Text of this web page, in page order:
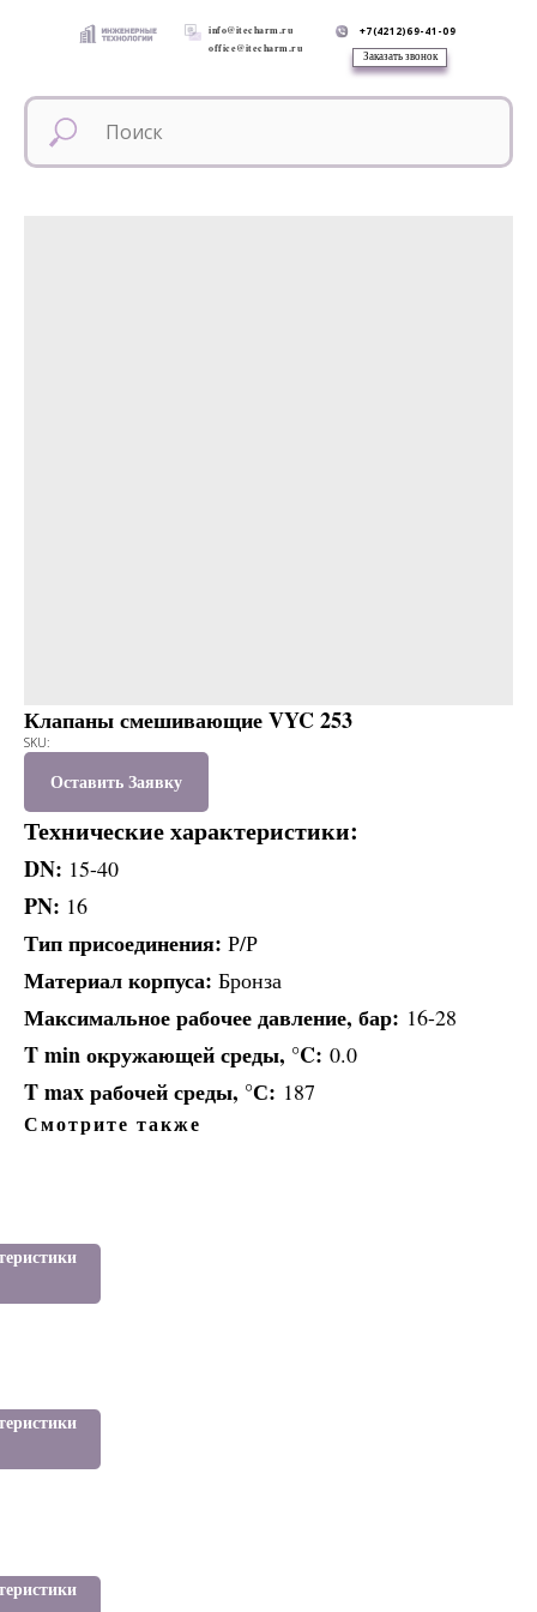
info@itecharm.ru
office@itecharm.ru
+7(4212)69-41-09
Заказать звонок
Клапаны смешивающие VYC 253
SKU:
Оставить Заявку
Технические характеристики:
DN: 15-40
PN: 16
Тип присоединения: Р/Р
Материал корпуса: Бронза
Максимальное рабочее давление, бар: 16-28
T min окружающей среды, °C: 0.0
T max рабочей среды, °С: 187
Смотрите также